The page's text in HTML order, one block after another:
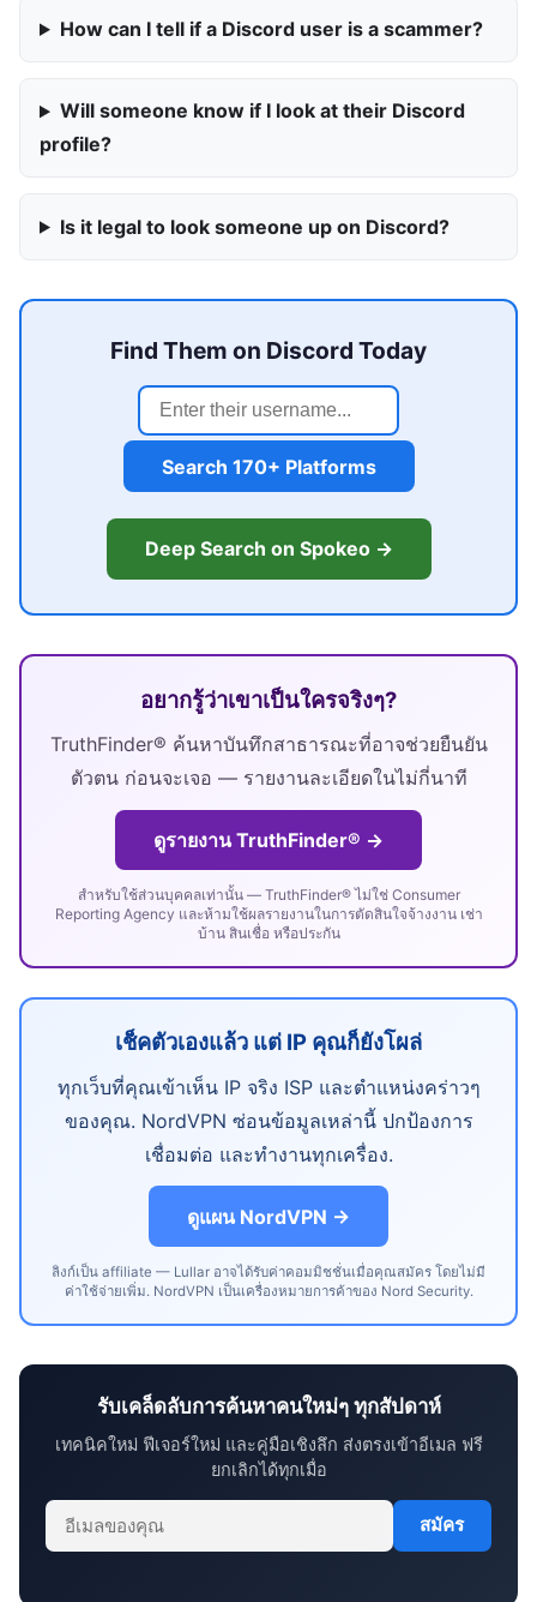
How can I tell if a Discord user is a scammer?
Will someone know if I look at their Discord
profile?
Is it legal to look someone up on Discord?
Find Them on Discord Today
Search 170+ Platforms
Deep Search on Spokeo →
อยากรู้ว่าเขาเป็นใครจริงๆ?
TruthFinder® ค้นหาบันทึกสาธารณะที่อาจช่วยยืนยัน
ตัวตน ก่อนจะเจอ — รายงานละเอียดในไม่กี่นาที
ดูรายงาน TruthFinder® →
สำหรับใช้ส่วนบุคคลเท่านั้น — TruthFinder® ไม่ใช่ Consumer
Reporting Agency และห้ามใช้ผลรายงานในการตัดสินใจจ้างงาน เช่า
บ้าน สินเชื่อ หรือประกัน
เช็คตัวเองแล้ว แต่ IP คุณก็ยังโผล่
ทุกเว็บที่คุณเข้าเห็น IP จริง ISP และตำแหน่งคร่าวๆ
ของคุณ. NordVPN ซ่อนข้อมูลเหล่านี้ ปกป้องการ
เชื่อมต่อ และทำงานทุกเครื่อง.
ดูแผน NordVPN →
ลิงก์เป็น affiliate — Lullar อาจได้รับค่าคอมมิชชั่นเมื่อคุณสมัคร โดยไม่มี
ค่าใช้จ่ายเพิ่ม. NordVPN เป็นเครื่องหมายการค้าของ Nord Security.
รับเคล็ดลับการค้นหาคนใหม่ๆ ทุกสัปดาห์
เทคนิคใหม่ ฟีเจอร์ใหม่ และคู่มือเชิงลึก ส่งตรงเข้าอีเมล ฟรี
ยกเลิกได้ทุกเมื่อ
สมัคร